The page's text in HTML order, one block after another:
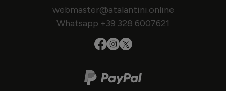
webmaster@atalantini.online
Whatsapp +39 328 6007621